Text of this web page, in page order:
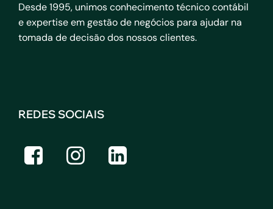
Desde 1995, unimos conhecimento técnico contábil
e expertise em gestão de negócios para ajudar na
tomada de decisão dos nossos clientes.
REDES SOCIAIS